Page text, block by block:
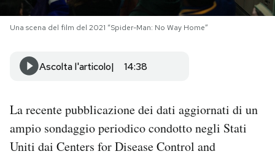
I MIEI PREFERITI
SHOP
AREA PERSONALE
Una scena del film del 2021 “Spider-Man: No Way Home”
Ascolta l'articolo 14:38
La recente pubblicazione dei dati aggiornati di un
ampio sondaggio periodico condotto negli Stati
Uniti dai Centers for Disease Control and